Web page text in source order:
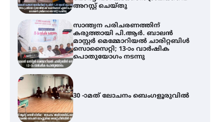
സാന്ത്വന പരിചരണത്തിന്
മാസ്റ്റർ മെമ്മോറിയൽ ചാരിറ്റബിൾ
സൊസൈറ്റി; 13-ാം വാർഷിക
പൊതുയോഗം നടന്നു
ആളൂർ പഞ്ചായത്തിനെ